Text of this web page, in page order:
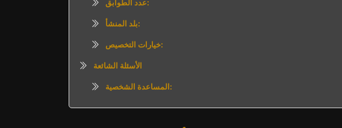
عدد الطوابق:
بلد المنشأ:
خيارات التخصيص:
الأسئلة الشائعة
المساعدة الشخصية: